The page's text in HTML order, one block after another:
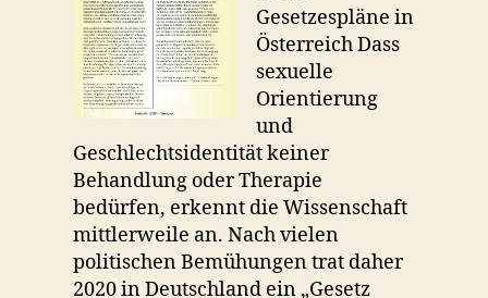
Gesetzespläne in
Österreich Dass
sexuelle
Orientierung
und
Geschlechtsidentität keiner
Behandlung oder Therapie
bedürfen, erkennt die Wissenschaft
mittlerweile an. Nach vielen
politischen Bemühungen trat daher
2020 in Deutschland ein „Gesetz